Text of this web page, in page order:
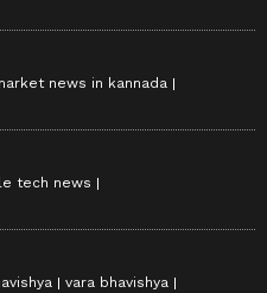
news in kannada
tech news
vara bhavishya